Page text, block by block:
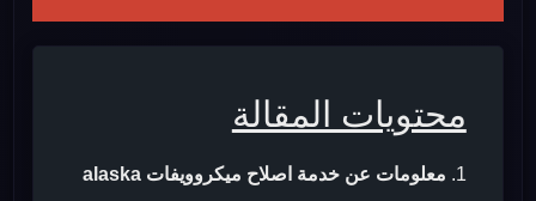
محتويات المقالة
معلومات عن خدمة اصلاح ميكروويفات alaska